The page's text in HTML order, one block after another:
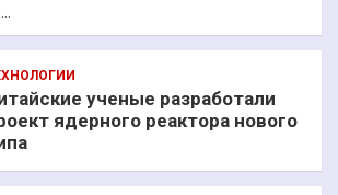
ученые разработали
ядерного реактора нового